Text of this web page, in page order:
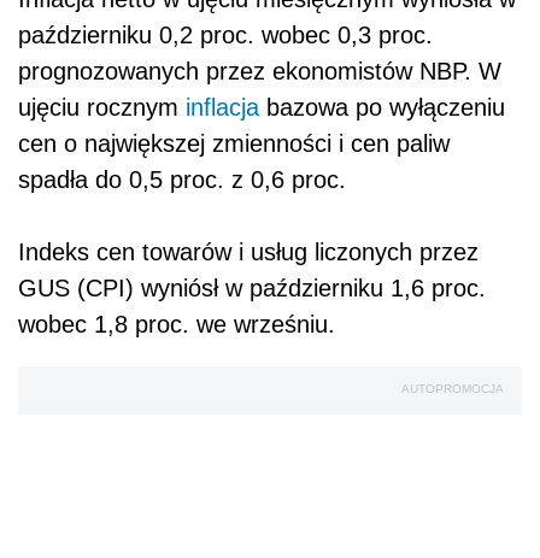
październiku 0,2 proc. wobec 0,3 proc.
prognozowanych przez ekonomistów NBP. W
ujęciu rocznym inflacja bazowa po wyłączeniu
cen o największej zmienności i cen paliw
spadła do 0,5 proc. z 0,6 proc.
Indeks cen towarów i usług liczonych przez
GUS (CPI) wyniósł w październiku 1,6 proc.
wobec 1,8 proc. we wrześniu.
AUTOPROMOCJA